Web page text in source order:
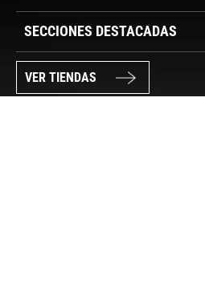
SECCIONES DESTACADAS
VER TIENDAS